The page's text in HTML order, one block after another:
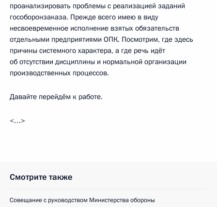
проанализировать проблемы с реализацией заданий
гособоронзаказа. Прежде всего имею в виду
несвоевременное исполнение взятых обязательств
отдельными предприятиями ОПК. Посмотрим, где здесь
причины системного характера, а где речь идёт
об отсутствии дисциплины и нормальной организации
производственных процессов.
Давайте перейдём к работе.
<…>
Смотрите также
Совещание с руководством Министерства обороны